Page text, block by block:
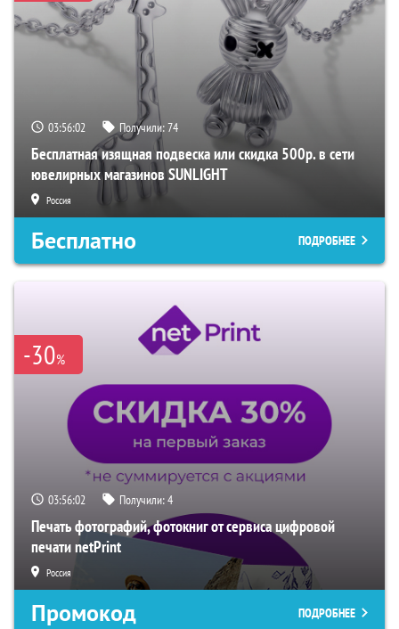
03:56:01 Получили:74
Бесплатная изящная подвеска или скидка 500р. в сети
ювелирных магазинов SUNLIGHT
Россия
Бесплатно ПОДРОБНЕЕ
-30%
03:56:01 Получили:4
Печать фотографий, фотокниг от сервиса цифровой
печати netPrint
Россия
Промокод ПОДРОБНЕЕ